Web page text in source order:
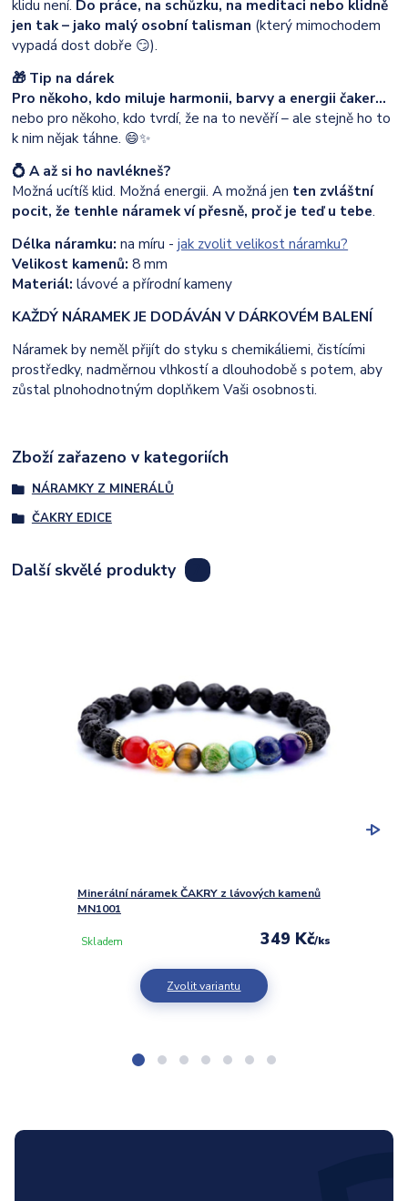
klidu není. Do práce, na schůzku, na meditaci nebo klidně
jen tak – jako malý osobní talisman (který mimochodem
vypadá dost dobře 😏).
🎁 Tip na dárek
Pro někoho, kdo miluje harmonii, barvy a energii čaker…
nebo pro někoho, kdo tvrdí, že na to nevěří – ale stejně ho to
k nim nějak táhne. 😄✨
💍 A až si ho navlékneš?
Možná ucítíš klid. Možná energii. A možná jen ten zvláštní
pocit, že tenhle náramek ví přesně, proč je teď u tebe.
Délka náramku:na míru -jak zvolit velikost náramku?
Velikost kamenů:8 mm
Materiál: lávové a přírodní kameny
KAŽDÝ NÁRAMEK JE DODÁVÁN V DÁRKOVÉM BALENÍ
Náramek by neměl přijít do styku s chemikáliemi, čistícími
prostředky, nadměrnou vlhkostí a dlouhodobě s potem, aby
zůstal plnohodnotným doplňkem Vaši osobnosti.
Zboží zařazeno v kategoriích
NÁRAMKY Z MINERÁLŮ
ČAKRY EDICE
Další skvělé produkty
Minerální náramek ČAKRY z lávových kamenů
MN1001
349 Kč/ks
Skladem
Zvolit variantu